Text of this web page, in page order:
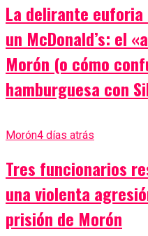
La delirante
un McDonald’s: el
Morón (o cómo
hamburguesa con
Morón4 días atrás
Tres funcionarios
una violenta
prisión de Morón